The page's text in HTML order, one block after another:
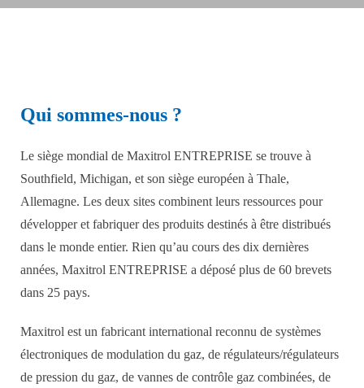
Qui sommes-nous ?
Le siège mondial de Maxitrol ENTREPRISE se trouve à
Southfield, Michigan, et son siège européen à Thale,
Allemagne. Les deux sites combinent leurs ressources pour
développer et fabriquer des produits destinés à être distribués
dans le monde entier. Rien qu’au cours des dix dernières
années, Maxitrol ENTREPRISE a déposé plus de 60 brevets
dans 25 pays.
Maxitrol est un fabricant international reconnu de systèmes
électroniques de modulation du gaz, de régulateurs/régulateurs
de pression du gaz, de vannes de contrôle gaz combinées, de